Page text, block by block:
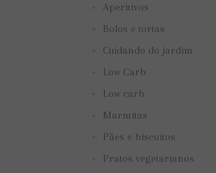
Aperitivos
Bolos e tortas
Cuidando do jardim
Low Carb
Low carb
Marmitas
Pães e biscoitos
Pratos vegetarianos